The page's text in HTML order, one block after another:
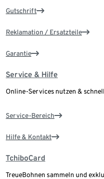
Gutschrift
Reklamation / Ersatzteile
Garantie
Service & Hilfe
Online-Services nutzen &
Service-Bereich
Hilfe & Kontakt
TchiboCard
TreueBohnen sammeln und